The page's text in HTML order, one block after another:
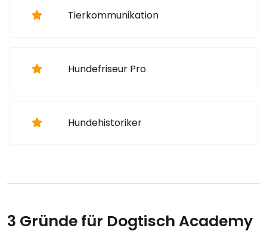
Tierkommunikation
Hundefriseur Pro
Hundehistoriker
3 Gründe für Dogtisch Academy